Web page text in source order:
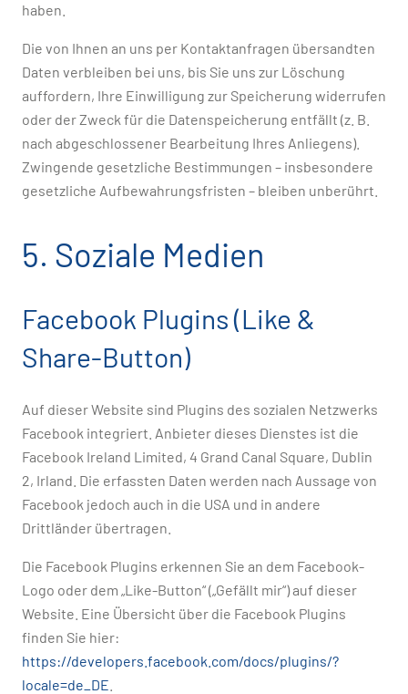
haben.
Die von Ihnen an uns per Kontaktanfragen übersandten
Daten verbleiben bei uns, bis Sie uns zur Löschung
auffordern, Ihre Einwilligung zur Speicherung widerrufen
oder der Zweck für die Datenspeicherung entfällt (z. B.
nach abgeschlossener Bearbeitung Ihres Anliegens).
Zwingende gesetzliche Bestimmungen – insbesondere
gesetzliche Aufbewahrungsfristen – bleiben unberührt.
5. Soziale Medien
Facebook Plugins (Like &
Share-Button)
Auf dieser Website sind Plugins des sozialen Netzwerks
Facebook integriert. Anbieter dieses Dienstes ist die
Facebook Ireland Limited, 4 Grand Canal Square, Dublin
2, Irland. Die erfassten Daten werden nach Aussage von
Facebook jedoch auch in die USA und in andere
Drittländer übertragen.
Die Facebook Plugins erkennen Sie an dem Facebook-
Logo oder dem „Like-Button“ („Gefällt mir“) auf dieser
Website. Eine Übersicht über die Facebook Plugins
finden Sie hier:
https://developers.facebook.com/docs/plugins/?
locale=de_DE